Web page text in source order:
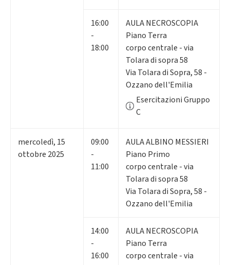
16:00
-
18:00
AULA NECROSCOPIA
Piano Terra
corpo centrale - via
Tolara di sopra 58
Via Tolara di Sopra, 58 -
Ozzano dell'Emilia
Esercitazioni Gruppo
C
mercoledì, 15
ottobre 2025
09:00
-
11:00
AULA ALBINO MESSIERI
Piano Primo
corpo centrale - via
Tolara di sopra 58
Via Tolara di Sopra, 58 -
Ozzano dell'Emilia
14:00
-
16:00
AULA NECROSCOPIA
Piano Terra
corpo centrale - via